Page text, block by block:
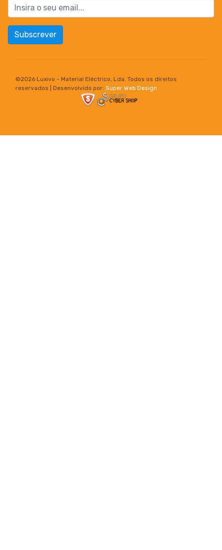
Subscrever
©2026 Luxivo - Material Eléctrico, Lda. Todos os direitos
reservados | Desenvolvido por: Super Web Design